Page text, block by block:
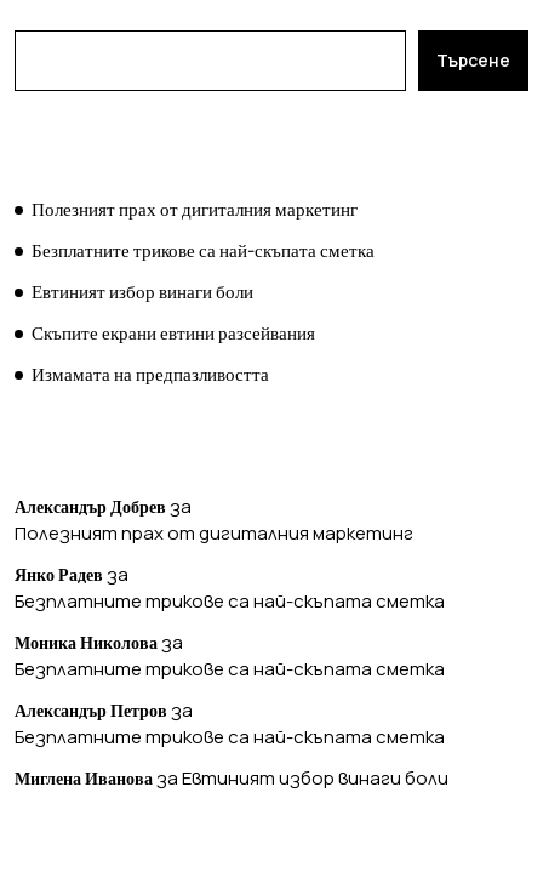
Търсене
Полезният прах от дигиталния маркетинг
Безплатните трикове са най-скъпата сметка
Евтиният избор винаги боли
Скъпите екрани евтини разсейвания
Измамата на предпазливостта
Александър Добрев за
Полезният прах от дигиталния маркетинг
Янко Радев за
Безплатните трикове са най-скъпата сметка
Моника Николова за
Безплатните трикове са най-скъпата сметка
Александър Петров за
Безплатните трикове са най-скъпата сметка
Миглена Иванова заЕвтиният избор винаги боли